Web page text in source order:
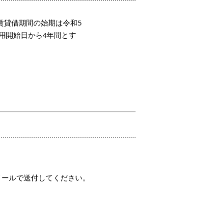
借期間の始期は令和5
開始日から4年間とす
ルで送付してください。